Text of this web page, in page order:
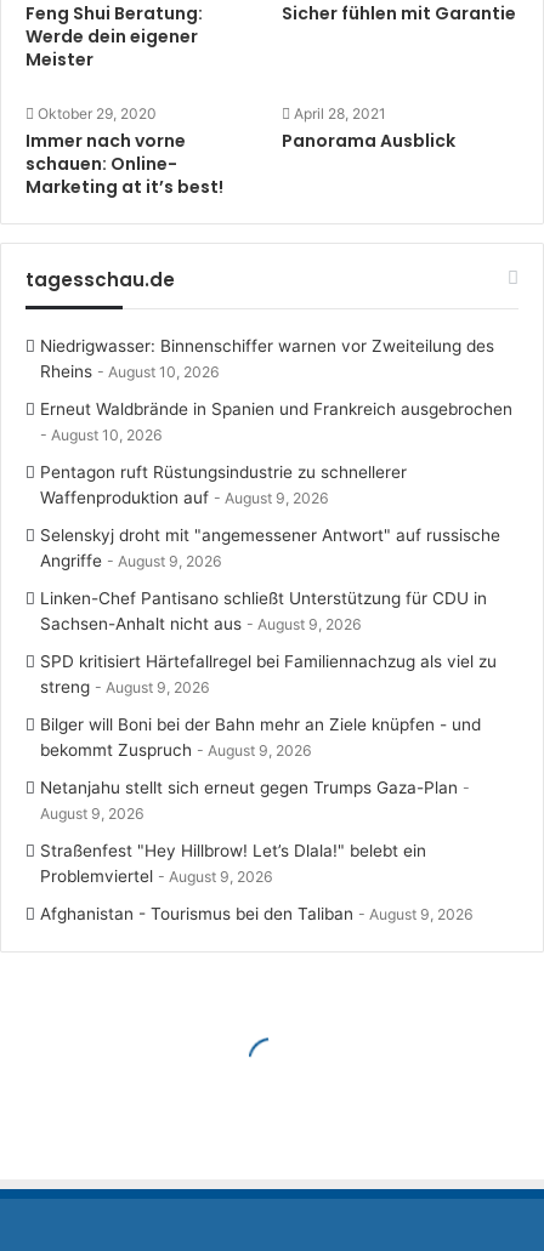
Feng Shui Beratung:
Werde dein eigener
Meister
Sicher fühlen mit Garantie
Oktober 29, 2020
Immer nach vorne
schauen: Online-
Marketing at it’s best!
April 28, 2021
Panorama Ausblick
tagesschau.de
Niedrigwasser: Binnenschiffer warnen vor Zweiteilung des
Rheins
August 10, 2026
Erneut Waldbrände in Spanien und Frankreich ausgebrochen
August 10, 2026
Pentagon ruft Rüstungsindustrie zu schnellerer
Waffenproduktion auf
August 9, 2026
Selenskyj droht mit "angemessener Antwort" auf russische
Angriffe
August 9, 2026
Linken-Chef Pantisano schließt Unterstützung für CDU in
Sachsen-Anhalt nicht aus
August 9, 2026
SPD kritisiert Härtefallregel bei Familiennachzug als viel zu
streng
August 9, 2026
Bilger will Boni bei der Bahn mehr an Ziele knüpfen - und
bekommt Zuspruch
August 9, 2026
Netanjahu stellt sich erneut gegen Trumps Gaza-Plan
August 9, 2026
Straßenfest "Hey Hillbrow! Let’s Dlala!" belebt ein
Problemviertel
August 9, 2026
Afghanistan - Tourismus bei den Taliban August 9, 2026